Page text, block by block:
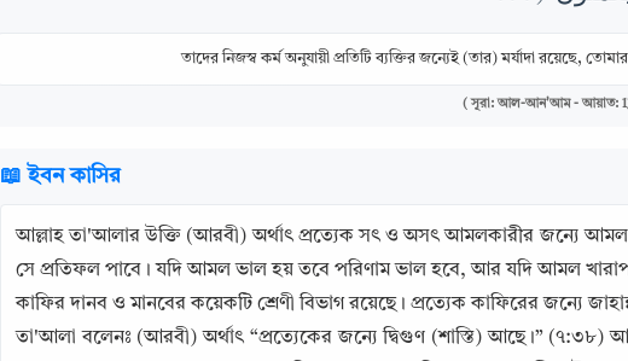
তাদের নিজস্ব কর্ম অনুযায়ী প্রতিটি ব্যক্তির জন্যেই (তার) মর্যাদা রয়েছে,
( সূরা: আল-আন'আম - আয়াত:
📖 ইবন কাসির
আল্লাহ তা'আলার উক্তি (আরবী) অর্থাৎ প্রত্যেক সৎ ও অসৎ আমলকারীর জন্যে আমল
সে প্রতিফল পাবে। যদি আমল ভাল হয় তবে পরিণাম ভাল হবে, আর যদি আমল
কাফির দানব ও মানবের কয়েকটি শ্রেণী বিভাগ রয়েছে। প্রত্যেক কাফিরের জন্যে
তা'আলা বলেনঃ (আরবী) অর্থাৎ “প্রত্যেকের জন্যে দ্বিগুণ (শাস্তি) আছে।”